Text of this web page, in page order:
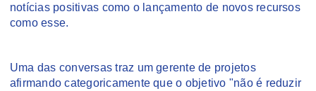
notícias positivas como o lançamento de novos recursos
como esse.
Uma das conversas traz um gerente de projetos
afirmando categoricamente que o objetivo "não é reduzir